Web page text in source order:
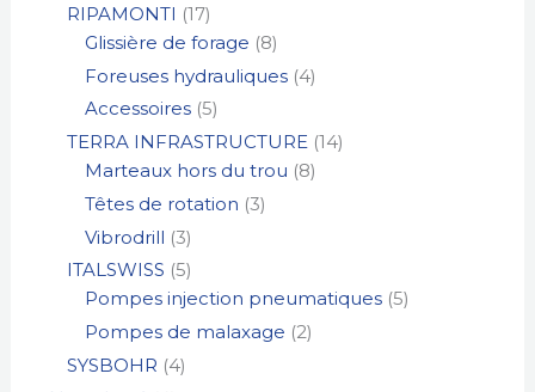
RIPAMONTI 17
Glissière de forage 8
Foreuses hydrauliques 4
Accessoires 5
TERRA INFRASTRUCTURE 14
Marteaux hors du trou 8
Têtes de rotation 3
Vibrodrill 3
ITALSWISS 5
Pompes injection pneumatiques 5
Pompes de malaxage 2
SYSBOHR 4